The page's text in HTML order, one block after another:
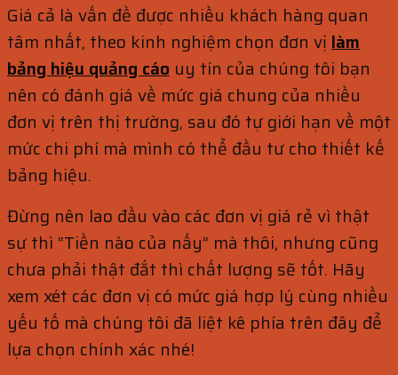
Giá cả là vấn đề được nhiều khách hàng quan
tâm nhất, theo kinh nghiệm chọn đơn vị làm
bảng hiệu quảng cáo uy tín của chúng tôi bạn
nên có đánh giá về mức giá chung của nhiều
đơn vị trên thị trường, sau đó tự giới hạn về một
mức chi phí mà mình có thể đầu tư cho thiết kế
bảng hiệu.
Đừng nên lao đầu vào các đơn vị giá rẻ vì thật
sự thì “Tiền nào của nấy” mà thôi, nhưng cũng
chưa phải thật đắt thì chất lượng sẽ tốt. Hãy
xem xét các đơn vị có mức giá hợp lý cùng nhiều
yếu tố mà chúng tôi đã liệt kê phía trên đây để
lựa chọn chính xác nhé!